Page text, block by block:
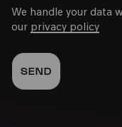
We handle your data
our privacy policy